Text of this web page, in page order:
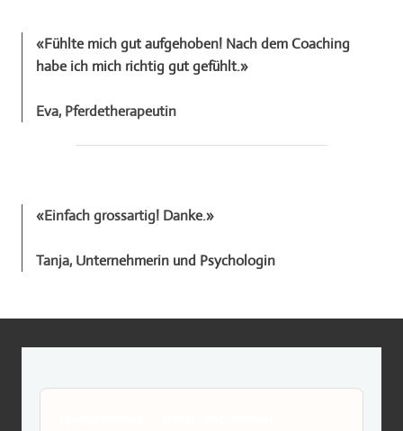
«Fühlte mich gut aufgehoben! Nach dem Coaching
habe ich mich richtig gut gefühlt.»
Eva, Pferdetherapeutin
«Einfach grossartig! Danke.»
​Tanja, Unternehmerin und Psychologin